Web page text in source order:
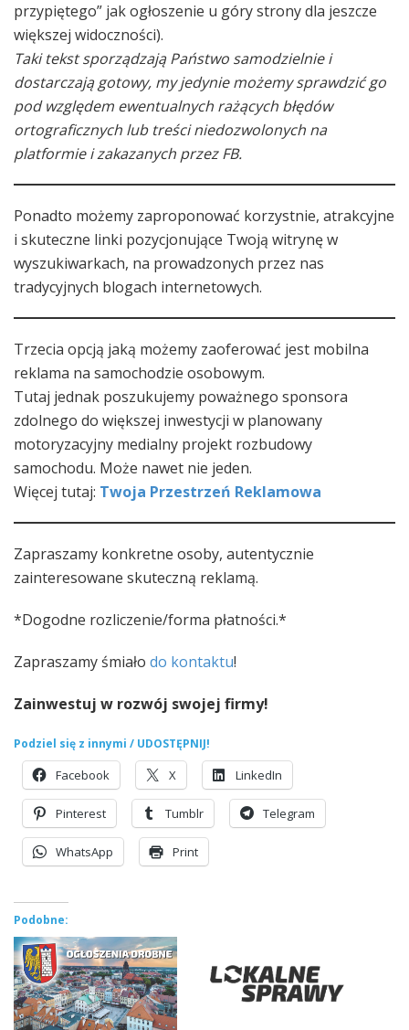
przypiętego” jak ogłoszenie u góry strony dla jeszcze
większej widoczności).
Taki tekst sporządzają Państwo samodzielnie i
dostarczają gotowy, my jedynie możemy sprawdzić go
pod względem ewentualnych rażących błędów
ortograficznych lub treści niedozwolonych na
platformie i zakazanych przez FB.
Ponadto możemy zaproponować korzystnie, atrakcyjne
i skuteczne linki pozycjonujące Twoją witrynę w
wyszukiwarkach, na prowadzonych przez nas
tradycyjnych blogach internetowych.
Trzecia opcją jaką możemy zaoferować jest mobilna
reklama na samochodzie osobowym.
Tutaj jednak poszukujemy poważnego sponsora
zdolnego do większej inwestycji w planowany
motoryzacyjny medialny projekt rozbudowy
samochodu. Może nawet nie jeden.
Więcej tutaj: Twoja Przestrzeń Reklamowa
Zapraszamy konkretne osoby, autentycznie
zainteresowane skuteczną reklamą.
*Dogodne rozliczenie/forma płatności.*
Zapraszamy śmiało do kontaktu!
Zainwestuj w rozwój swojej firmy!
Podziel się z innymi / UDOSTĘPNIJ!
Facebook X LinkedIn
Pinterest Tumblr Telegram
WhatsApp Print
Podobne: